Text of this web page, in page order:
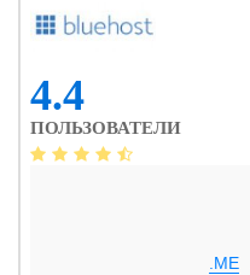
4.4
ПОЛЬЗОВАТЕЛИ
.ME